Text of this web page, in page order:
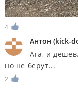
4
Антон (kick-
Ага, и
но не берут...
2